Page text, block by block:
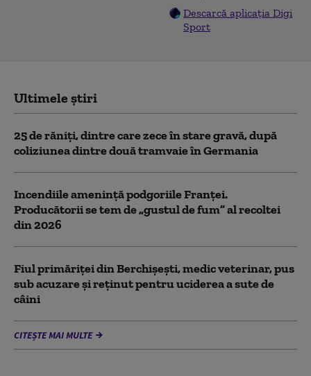
Descarcă aplicația Digi
Sport
Ultimele știri
25 de răniţi, dintre care zece în stare gravă, după
coliziunea dintre două tramvaie în Germania
Incendiile amenință podgoriile Franței.
Producătorii se tem de „gustul de fum” al recoltei
din 2026
Fiul primăriţei din Berchişeşti, medic veterinar, pus
sub acuzare şi reţinut pentru uciderea a sute de
câini
CITEȘTE MAI MULTE